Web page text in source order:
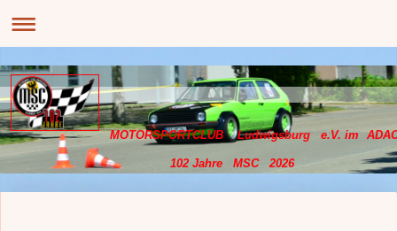
MOTORSPORTCLUB Ludwigsburg e.V. im
102 Jahre MSC 2026